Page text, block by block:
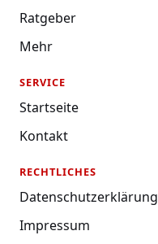
Ratgeber
Mehr
SERVICE
Startseite
Kontakt
RECHTLICHES
Datenschutzerklärung
Impressum